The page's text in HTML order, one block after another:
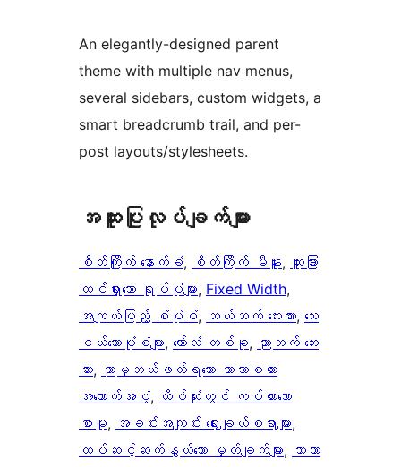
An elegantly-designed parent
theme with multiple nav menus,
several sidebars, custom widgets, a
smart breadcrumb trail, and per-
post layouts/stylesheets.
အ​ထူး​ပြု​လုပ်​ချက်​များ
စိတ်ကြိုက် နောက်ခံ, စိတ်ကြိုက် မီနူး, ထူးခြား
ထင်ရှားသော ရုပ်ပုံများ, Fixed Width
အကျယ်ပြည့် စံပုံစံ, ဘယ်ဘက် ဘေးဘား, ​သေး​
ငယ်သော​ပုံစံများ​, ကော်လံ တစ်ခု, ညာဘက် ဘေး
ဘား, ညာမှဘယ်ဖတ်ရသော ဘာသာစကား
အထောက်အပံ့, ထိပ်ဆုံးတွင် ကပ်ထားသော
စာမူ, အခင်းအကျင်း ရွေးချယ်စရာများ
ထပ်ဆင့်ဆက်နွယ်သော မှတ်ချက်များ, ဘာသာ